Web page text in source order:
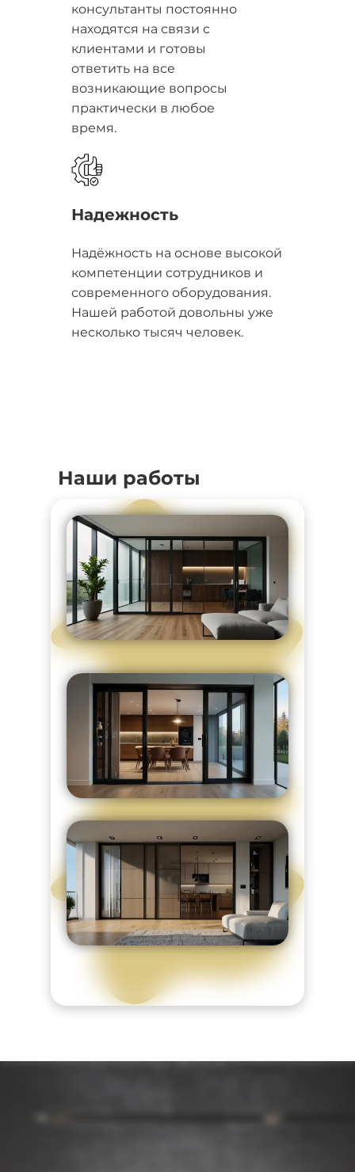
консультанты постоянно
находятся на связи с
клиентами и готовы
ответить на все
возникающие вопросы
практически в любое
время.
Надежность
Надёжность на основе высокой
компетенции сотрудников и
современного оборудования.
Нашей работой довольны уже
несколько тысяч человек.
Наши работы